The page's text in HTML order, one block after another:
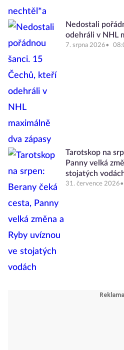
Nedostali
odehráli v NHL
7. srpna 2026
Tarotskop na
Panny velká
stojatých
31. července 2026